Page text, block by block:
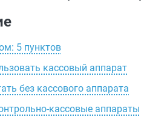
5 пунктов
кассовый аппарат
без кассового аппарата
кассовые аппараты